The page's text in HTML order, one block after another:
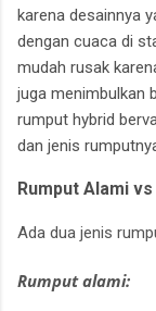
karena desainnya
dengan cuaca di
mudah rusak
juga menimbulkan
rumput hybrid
dan jenis
Rumput Alami
Ada dua jenis
Rumput alami: